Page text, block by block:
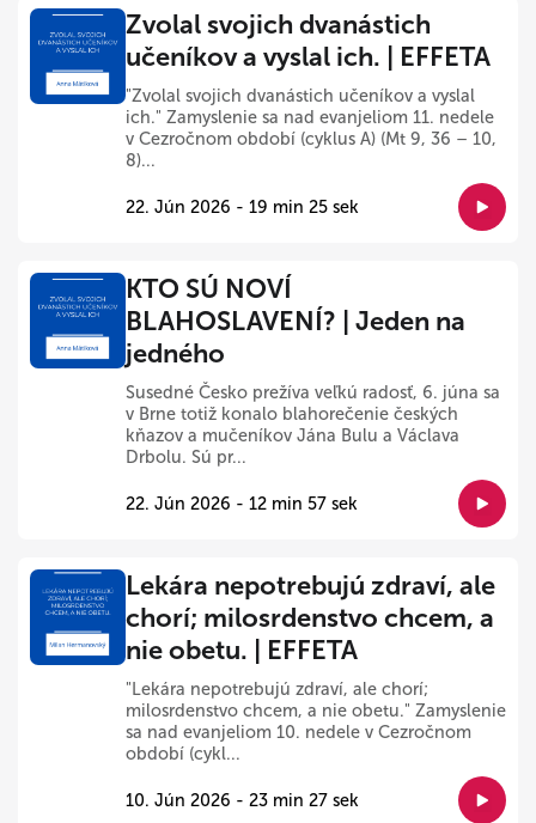
Zvolal svojich dvanástich
učeníkov a vyslal ich. | EFFETA
"Zvolal svojich dvanástich učeníkov a vyslal
ich." Zamyslenie sa nad evanjeliom 11. nedele
v Cezročnom období (cyklus A) (Mt 9, 36 – 10,
8)...
22. Jún 2026 - 19 min 25 sek
KTO SÚ NOVÍ
BLAHOSLAVENÍ? | Jeden na
jedného
Susedné Česko prežíva veľkú radosť, 6. júna sa
v Brne totiž konalo blahorečenie českých
kňazov a mučeníkov Jána Bulu a Václava
Drbolu. Sú pr...
22. Jún 2026 - 12 min 57 sek
Lekára nepotrebujú zdraví, ale
chorí; milosrdenstvo chcem, a
nie obetu. | EFFETA
"Lekára nepotrebujú zdraví, ale chorí;
milosrdenstvo chcem, a nie obetu." Zamyslenie
sa nad evanjeliom 10. nedele v Cezročnom
období (cykl...
10. Jún 2026 - 23 min 27 sek